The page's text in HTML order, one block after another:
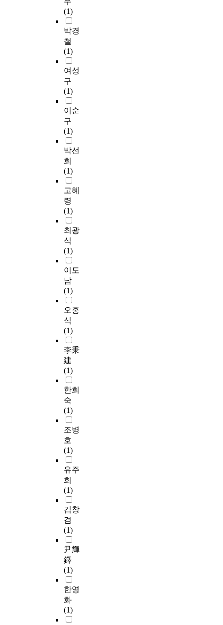
(1)
박경
철
(1)
여성
구
(1)
이순
구
(1)
박선
희
(1)
고혜
령
(1)
최광
식
(1)
이도
남
(1)
오홍
식
(1)
李秉
建
(1)
한희
숙
(1)
조병
호
(1)
유주
희
(1)
김창
겸
(1)
尹輝
鐸
(1)
한영
화
(1)